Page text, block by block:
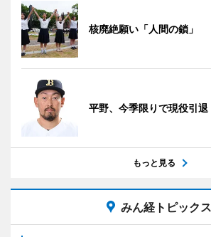
核廃絶願い「人間の鎖」
平野、今季限りで現役引
もっと見る
みん経トピックス